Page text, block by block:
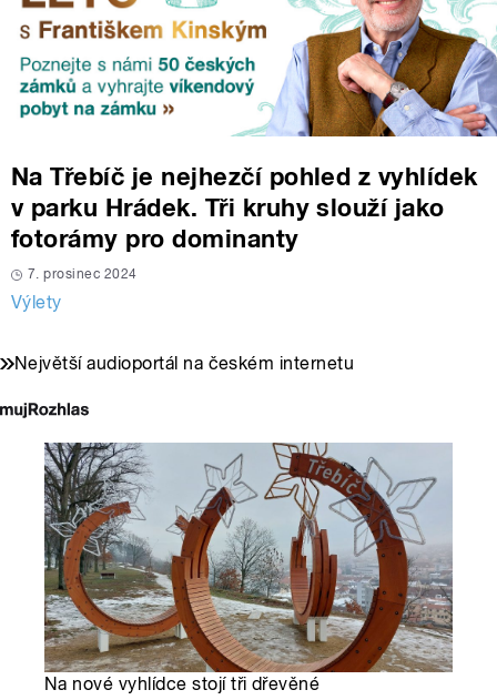
Na Třebíč je nejhezčí pohled z vyhlídek
v parku Hrádek. Tři kruhy slouží jako
fotorámy pro dominanty
7. prosinec 2024
Výlety
Největší audioportál na českém internetu
Na nové vyhlídce stojí tři dřevěné